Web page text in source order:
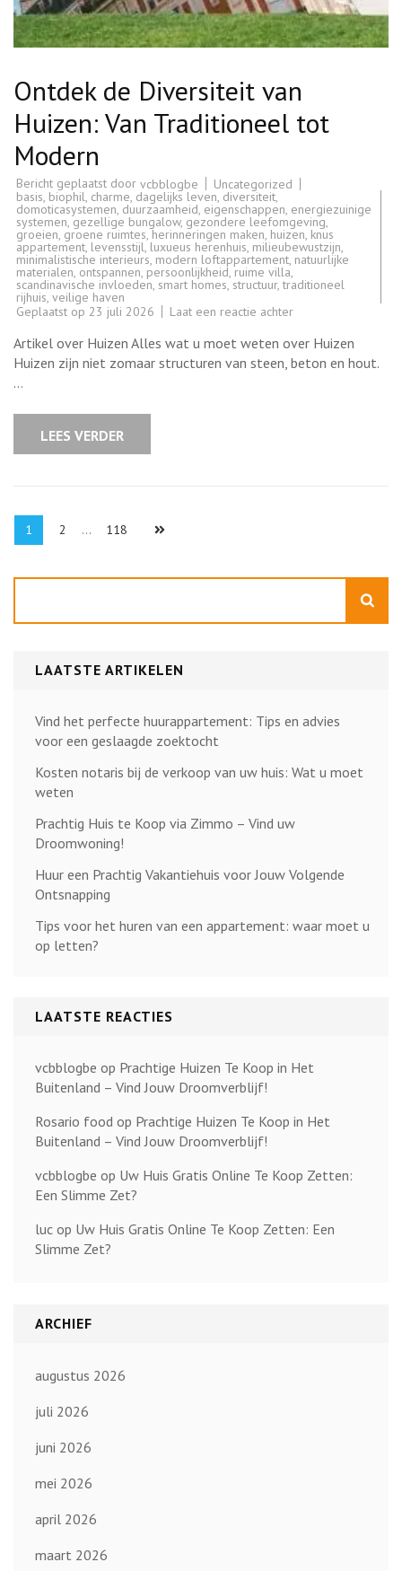
Ontdek de Diversiteit van
Huizen: Van Traditioneel tot
Modern
Bericht geplaatst door vcbblogbe
Uncategorized
basis, biophil, charme, dagelijks leven, diversiteit,
domoticasystemen, duurzaamheid, eigenschappen, energiezuinige
systemen,gezellige bungalow, gezondere leefomgeving,
groeien, groene ruimtes,herinneringen maken, huizen, knus
appartement, levensstijl, luxueus herenhuis, milieubewustzijn,
minimalistische interieurs, modern loftappartement, natuurlijke
materialen, ontspannen, persoonlijkheid, ruime villa,
scandinavische invloeden, smart homes, structuur,traditioneel
rijhuis, veilige haven
Geplaatst op 23 juli 2026 Laat een reactie achterop
Diversiteit
van
Huizen:
Artikel over Huizen Alles wat u moet weten over Huizen
Huizen zijn niet zomaar structuren van steen, beton en hout.
…
LEES VERDER
Berichten
paginering
Pagina
1 Pagina
2 … Pagina
118
LAATSTE ARTIKELEN
Vind het perfecte huurappartement: Tips en advies
voor een geslaagde zoektocht
Kosten notaris bij de verkoop van uw huis: Wat u moet
weten
Prachtig Huis te Koop via Zimmo – Vind uw
Droomwoning!
Huur een Prachtig Vakantiehuis voor Jouw Volgende
Ontsnapping
Tips voor het huren van een appartement: waar moet u
op letten?
LAATSTE REACTIES
vcbblogbe op Prachtige Huizen Te Koop in Het
Buitenland – Vind Jouw Droomverblijf!
Rosario food op Prachtige Huizen Te Koop in Het
Buitenland – Vind Jouw Droomverblijf!
vcbblogbe op Uw Huis Gratis Online Te Koop Zetten:
Een Slimme Zet?
luc op Uw Huis Gratis Online Te Koop Zetten: Een
Slimme Zet?
ARCHIEF
augustus 2026
juli 2026
juni 2026
mei 2026
april 2026
maart 2026